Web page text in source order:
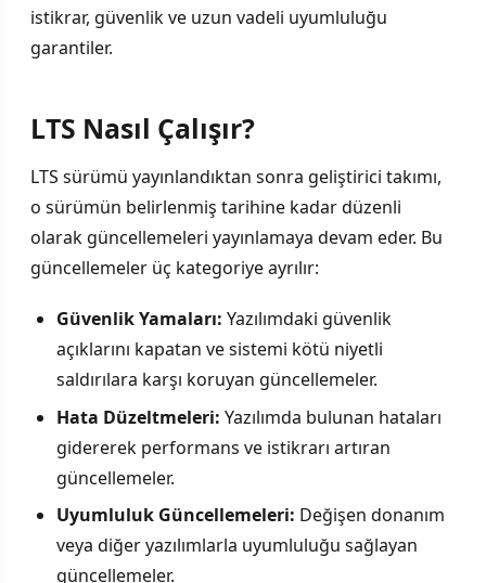
istikrar, güvenlik ve uzun vadeli uyumluluğu
garantiler.
LTS Nasıl Çalışır?
LTS sürümü yayınlandıktan sonra geliştirici takımı,
o sürümün belirlenmiş tarihine kadar düzenli
olarak güncellemeleri yayınlamaya devam eder. Bu
güncellemeler üç kategoriye ayrılır:
Güvenlik Yamaları: Yazılımdaki güvenlik
açıklarını kapatan ve sistemi kötü niyetli
saldırılara karşı koruyan güncellemeler.
Hata Düzeltmeleri: Yazılımda bulunan hataları
gidererek performans ve istikrarı artıran
güncellemeler.
Uyumluluk Güncellemeleri: Değişen donanım
veya diğer yazılımlarla uyumluluğu sağlayan
güncellemeler.